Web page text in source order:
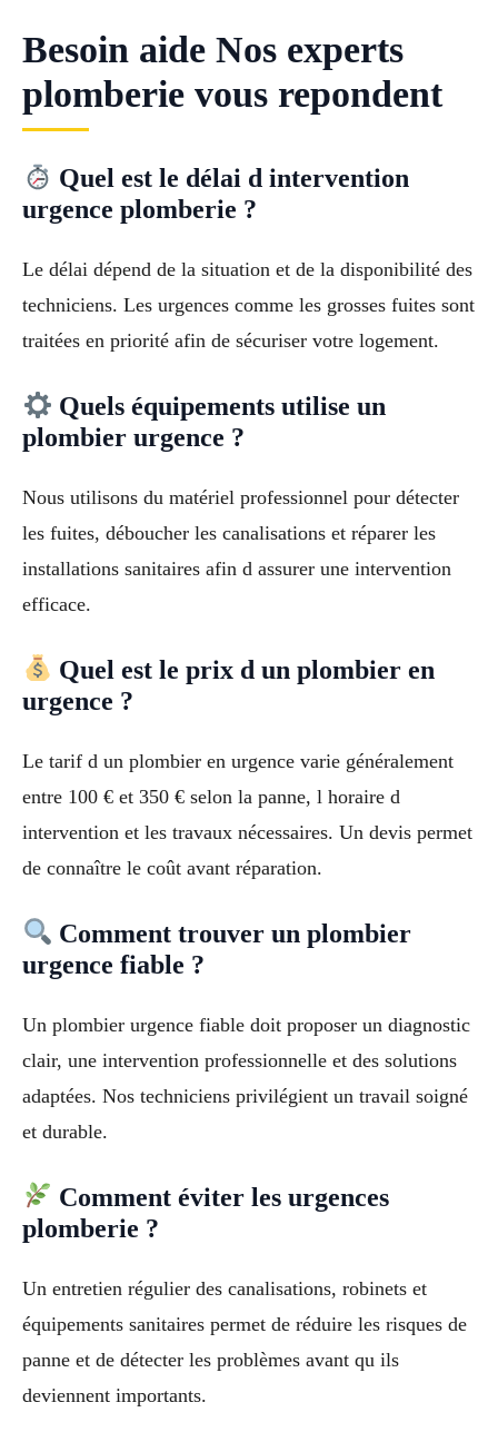
Besoin aide Nos experts
plomberie vous repondent
Quel est le délai d intervention
urgence plomberie ?
Le délai dépend de la situation et de la disponibilité des
techniciens. Les urgences comme les grosses fuites sont
traitées en priorité afin de sécuriser votre logement.
Quels équipements utilise un
plombier urgence ?
Nous utilisons du matériel professionnel pour détecter
les fuites, déboucher les canalisations et réparer les
installations sanitaires afin d assurer une intervention
efficace.
Quel est le prix d un plombier en
urgence ?
Le tarif d un plombier en urgence varie généralement
entre 100 € et 350 € selon la panne, l horaire d
intervention et les travaux nécessaires. Un devis permet
de connaître le coût avant réparation.
Comment trouver un plombier
urgence fiable ?
Un plombier urgence fiable doit proposer un diagnostic
clair, une intervention professionnelle et des solutions
adaptées. Nos techniciens privilégient un travail soigné
et durable.
Comment éviter les urgences
plomberie ?
Un entretien régulier des canalisations, robinets et
équipements sanitaires permet de réduire les risques de
panne et de détecter les problèmes avant qu ils
deviennent importants.